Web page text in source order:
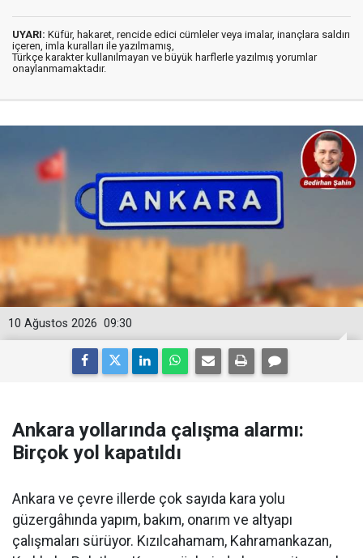
UYARI: Küfür, hakaret, rencide edici cümleler veya imalar, inançlara saldırı
içeren, imla kuralları ile yazılmamış,
Türkçe karakter kullanılmayan ve büyük harflerle yazılmış yorumlar
onaylanmamaktadır.
09:30
10 Ağustos 2026
Ankara yollarında çalışma alarmı:
Birçok yol kapatıldı
Ankara ve çevre illerde çok sayıda kara yolu
güzergâhında yapım, bakım, onarım ve altyapı
çalışmaları sürüyor. Kızılcahamam, Kahramankazan,